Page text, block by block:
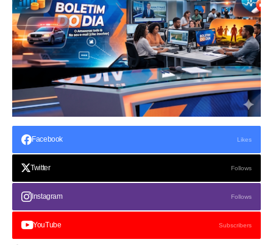
Facebook Likes
Twitter Follows
Instagram Follows
YouTube Subscribers